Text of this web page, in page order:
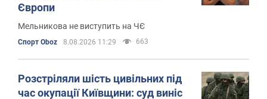
Європи
Мельникова не виступить на ЧЄ
Спорт Oboz 8.08.2026 11:29 663
Розстріляли шість цивільних під
час окупації Київщини: суд виніс